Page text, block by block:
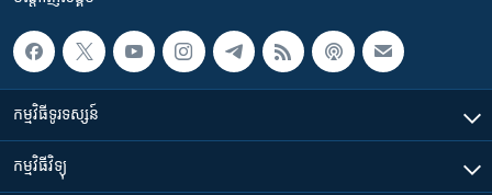
កម្មវិធី​ទូរទស្សន៍
កម្មវិធី​វិទ្យុ